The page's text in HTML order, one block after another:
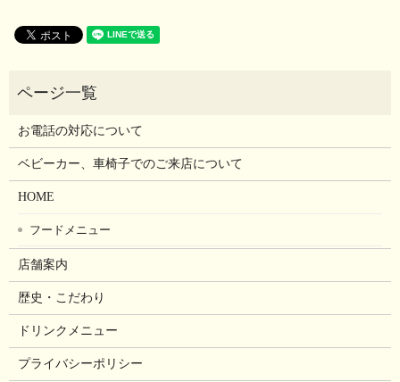
お電話の対応について
ベビーカー、車椅子でのご来店について
HOME
フードメニュー
店舗案内
歴史・こだわり
ドリンクメニュー
プライバシーポリシー